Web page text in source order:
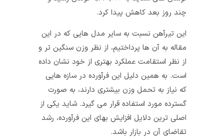
چند روز بعد کاهش پیدا کرد.
این تیرآهن نسبت به سایر مدل‌ هایی که در این
مقاله به آن‌ ها پرداختیم، از نظر وزن سنگین‌ تر و
از نظر استقامت عملکرد بهتری از خود نشان داده
است. به همین دلیل این فرآورده در سازه‌ هایی
که نیاز به تحمل وزن بیشتری دارند، به صورت
گسترده مورد استفاده قرار می‌ گیرد. شاید یکی از
اصلی‌ ترین دلایل افزایش بهای این فرآورده، رشد
تقاضای آن در بازار باشد.